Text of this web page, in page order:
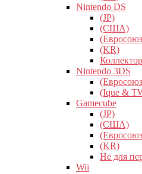
Nintendo DS
(JP)
(США)
(KR)
Nintendo 3DS
(Ique &
Gamecube
(JP)
(США)
(KR)
Не для
Wii